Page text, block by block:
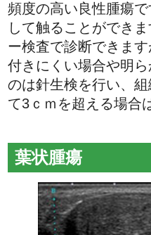
頻度の高い良性腫瘍
して触ることができ
ー検査で診断できま
付きにくい場合や明
のは針生検を行い、
て3ｃｍを超える場合
葉状腫瘍